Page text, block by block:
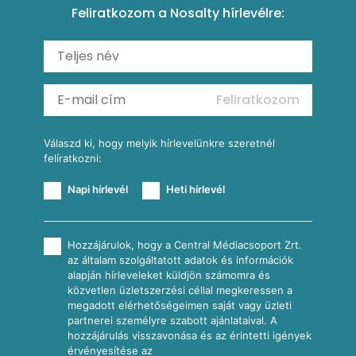
Carbonara
Shakshuka
Ratatouille
Mexikói húsleves kukorica salsával
Almás-kéksajtos kukoricasaláta
Köretek
Reggeli receptek
Feliratkozom a Nosalty hírlevélre:
Feliratkozom
Válaszd ki, hogy melyik hírlevelünkre szeretnél
felíratkozni:
Napi hírlevél Heti hírlevél
Hozzájárulok, hogy a Central Médiacsoport Zrt.
az általam szolgáltatott adatok és információk
alapján hírleveleket küldjön számomra és
közvetlen üzletszerzési céllal megkeressen a
megadott elérhetőségeimen saját vagy üzleti
partnerei személyre szabott ajánlataival. A
hozzájárulás visszavonása és az érintetti igények
érvényesítése az